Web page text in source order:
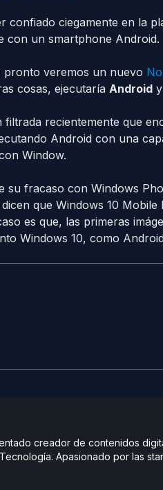
confiado ciegamente en la
con un smartphone Android.
pronto veremos un nuevo
cosas, ejecutaría Androidy
recientemente que
Android con una
Window.
su fracaso con Windows
que Windows 10
es que, las primeras
Windows 10, como
creador de contenidos
Apasionado por las